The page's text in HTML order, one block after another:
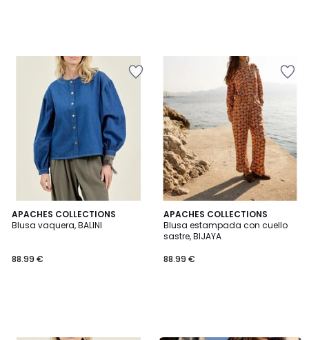
APACHES COLLECTIONS
Blusa vaquera, BALINI
88.99 €
APACHES COLLECTIONS
Blusa estampada con cuello
sastre, BIJAYA
88.99 €